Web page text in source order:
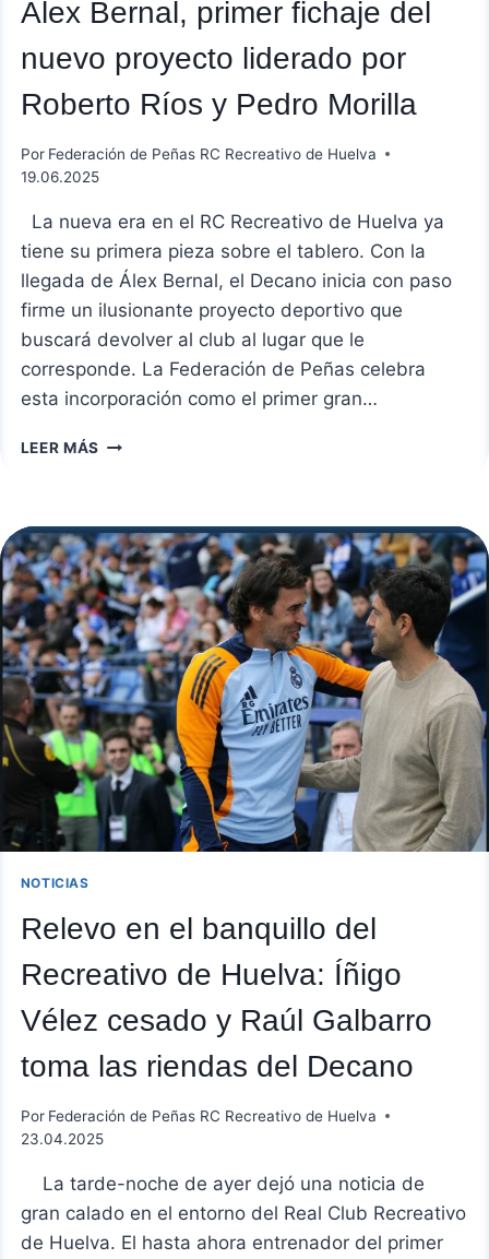
Álex Bernal, primer fichaje del
nuevo proyecto liderado por
Roberto Ríos y Pedro Morilla
Por Federación de Peñas RC Recreativo de Huelva
19.06.2025
La nueva era en el RC Recreativo de Huelva ya
tiene su primera pieza sobre el tablero. Con la
llegada de Álex Bernal, el Decano inicia con paso
firme un ilusionante proyecto deportivo que
buscará devolver al club al lugar que le
corresponde. La Federación de Peñas celebra
esta incorporación como el primer gran…
LEER MÁS ÁLEX
DEL
NUEVO
PROYECTO
LIDERADO
POR
ROBERTO
RÍOS
Y
PEDRO
MORILLA
NOTICIAS
Relevo en el banquillo del
Recreativo de Huelva: Íñigo
Vélez cesado y Raúl Galbarro
toma las riendas del Decano
Por Federación de Peñas RC Recreativo de Huelva
23.04.2025
La tarde-noche de ayer dejó una noticia de
gran calado en el entorno del Real Club Recreativo
de Huelva. El hasta ahora entrenador del primer